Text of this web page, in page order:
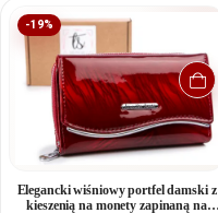
-19%
Elegancki wiśniowy portfel damski z
kieszenią na monety zapinaną na